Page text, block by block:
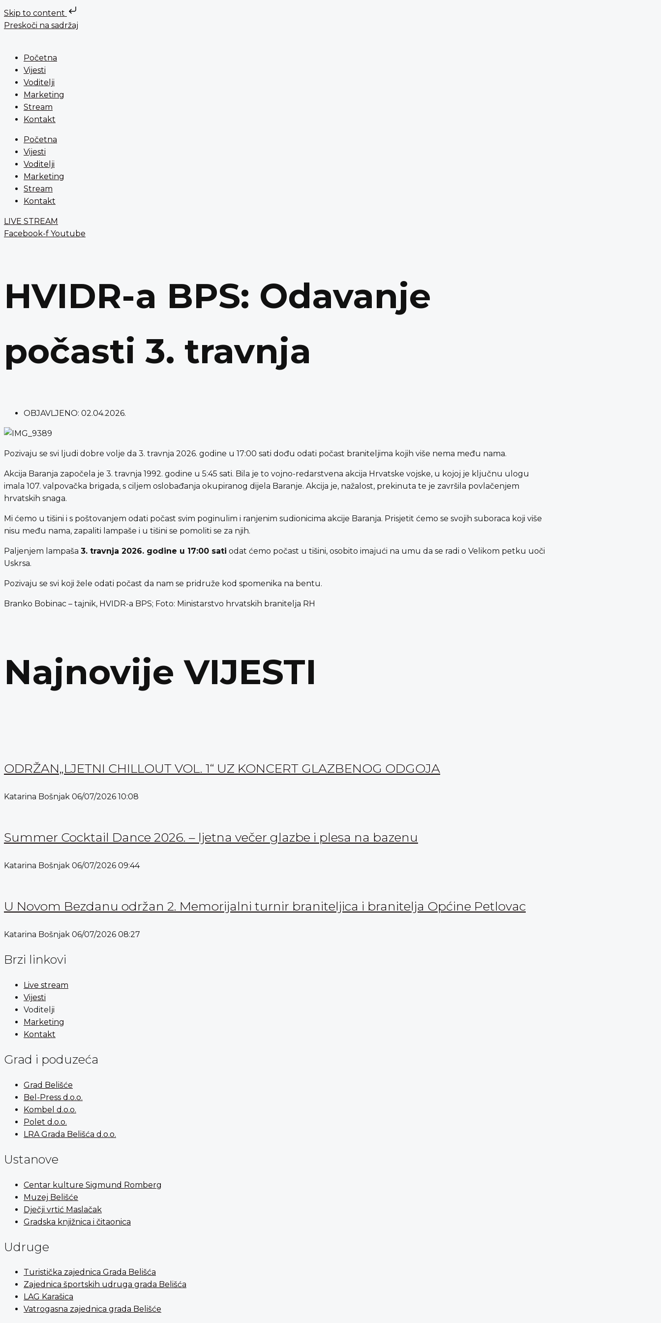
Skip to content
Preskoči na sadržaj
Početna
Vijesti
Voditelji
Marketing
Stream
Kontakt
Početna
Vijesti
Voditelji
Marketing
Stream
Kontakt
LIVE STREAM
Facebook-f Youtube
HVIDR-a BPS: Odavanje
počasti 3. travnja
OBJAVLJENO: 02.04.2026.
Pozivaju se svi ljudi dobre volje da 3. travnja 2026. godine u 17:00 sati dođu odati počast braniteljima kojih više nema među nama.
Akcija Baranja započela je 3. travnja 1992. godine u 5:45 sati. Bila je to vojno-redarstvena akcija Hrvatske vojske, u kojoj je ključnu ulogu
imala 107. valpovačka brigada, s ciljem oslobađanja okupiranog dijela Baranje. Akcija je, nažalost, prekinuta te je završila povlačenjem
hrvatskih snaga.
Mi ćemo u tišini i s poštovanjem odati počast svim poginulim i ranjenim sudionicima akcije Baranja. Prisjetit ćemo se svojih suboraca koji više
nisu među nama, zapaliti lampaše i u tišini se pomoliti se za njih.
Paljenjem lampaša 3. travnja 2026. godine u 17:00 sati odat ćemo počast u tišini, osobito imajući na umu da se radi o Velikom petku uoči
Uskrsa.
Pozivaju se svi koji žele odati počast da nam se pridruže kod spomenika na bentu.
Branko Bobinac – tajnik, HVIDR-a BPS; Foto: Ministarstvo hrvatskih branitelja RH
Najnovije VIJESTI
ODRŽAN„LJETNI CHILLOUT VOL. 1“ UZ KONCERT GLAZBENOG ODGOJA
Katarina Bošnjak 06/07/2026 10:08
Summer Cocktail Dance 2026. – ljetna večer glazbe i plesa na bazenu
Katarina Bošnjak 06/07/2026 09:44
U Novom Bezdanu održan 2. Memorijalni turnir braniteljica i branitelja Općine Petlovac
Katarina Bošnjak 06/07/2026 08:27
Brzi linkovi
Live stream
Vijesti
Voditelji
Marketing
Kontakt
Grad i poduzeća
Grad Belišće
Bel-Press d.o.o.
Kombel d.o.o.
Polet d.o.o.
LRA Grada Belišća d.o.o.
Ustanove
Centar kulture Sigmund Romberg
Muzej Belišće
Dječji vrtić Maslačak
Gradska knjižnica i čitaonica
Udruge
Turistička zajednica Grada Belišća
Zajednica športskih udruga grada Belišća
LAG Karašica
Vatrogasna zajednica grada Belišće